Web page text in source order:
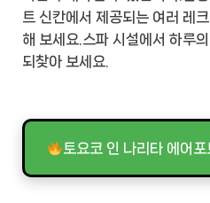
트 신칸에서 제공되는 여러 레
해 보세요.스파 시설에서 하루
되찾아 보세요.
토요코 인 나리타 에어